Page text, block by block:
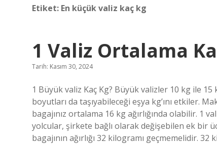
Etiket: En küçük valiz kaç kg
1 Valiz Ortalama
Tarih: Kasım 30, 2024
1 Büyük valiz Kaç Kg? Büyük valizler 10 kg ile
boyutları da taşıyabileceği eşya kg’ını etkiler.
bagajınız ortalama 16 kg ağırlığında olabilir. 1
yolcular, şirkete bağlı olarak değişebilen ek bir
bagajının ağırlığı 32 kilogramı geçmemelidir.